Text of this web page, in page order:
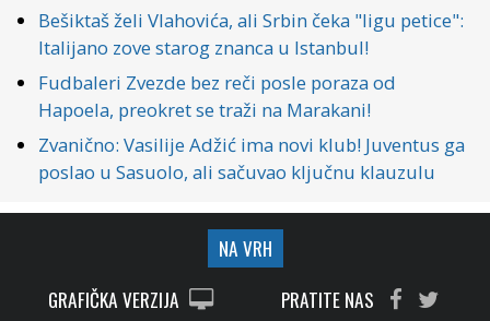
Bešiktaš želi Vlahovića, ali Srbin čeka "ligu petice":
Italijano zove starog znanca u Istanbul!
Fudbaleri Zvezde bez reči posle poraza od
Hapoela, preokret se traži na Marakani!
Zvanično: Vasilije Adžić ima novi klub! Juventus ga
poslao u Sasuolo, ali sačuvao ključnu klauzulu
NA VRH
GRAFIČKA VERZIJA
PRATITE NAS